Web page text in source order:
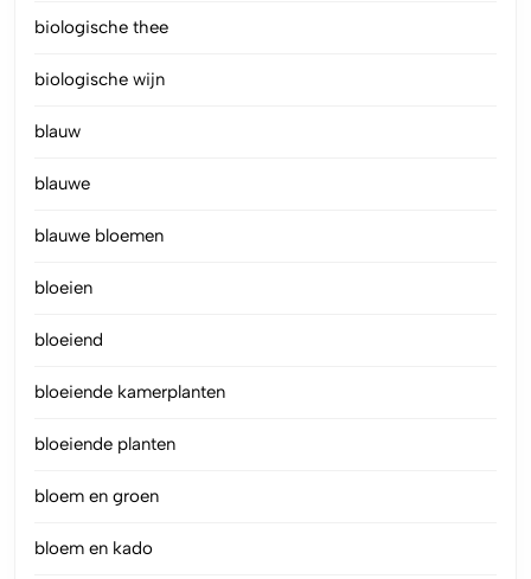
biologische thee
biologische wijn
blauw
blauwe
blauwe bloemen
bloeien
bloeiend
bloeiende kamerplanten
bloeiende planten
bloem en groen
bloem en kado